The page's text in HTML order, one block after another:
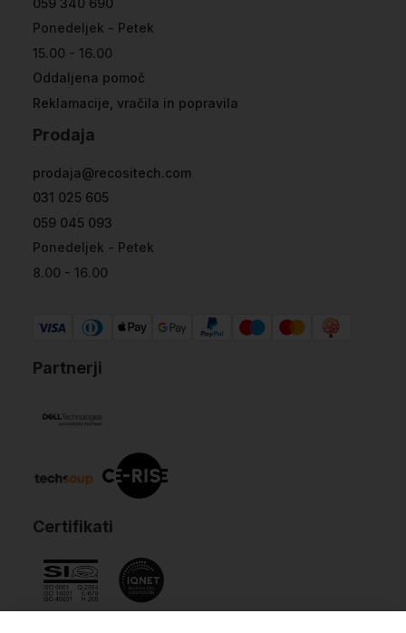
Ponedeljek - Petek
15.00 - 16.00
Oddaljena pomoč
Reklamacije, vračila in popravila
Prodaja
prodaja@recositech.com
031 025 605
059 045 093
Ponedeljek - Petek
8.00 - 16.00
Partnerji
Certifikati